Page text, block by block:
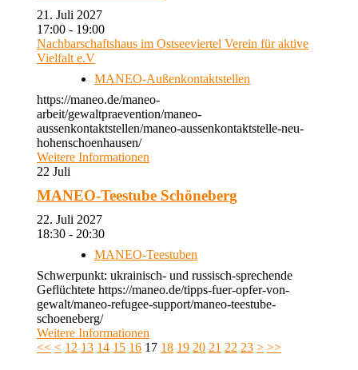
21. Juli 2027
17:00 - 19:00
Nachbarschaftshaus im Ostseeviertel Verein für aktive
Vielfalt e.V
MANEO-Außenkontaktstellen
https://maneo.de/maneo-
arbeit/gewaltpraevention/maneo-
aussenkontaktstellen/maneo-aussenkontaktstelle-neu-
hohenschoenhausen/
Weitere Informationen
22 Juli
MANEO-Teestube Schöneberg
22. Juli 2027
18:30 - 20:30
MANEO-Teestuben
Schwerpunkt: ukrainisch- und russisch-sprechende
Geflüchtete https://maneo.de/tipps-fuer-opfer-von-
gewalt/maneo-refugee-support/maneo-teestube-
schoeneberg/
Weitere Informationen
<< < 12 13 14 15 16 17 18 19 20 21 22 23 > >>